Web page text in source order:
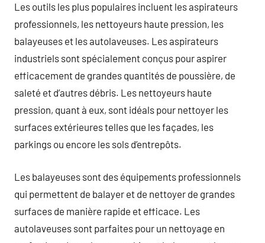
Les outils les plus populaires incluent les aspirateurs
professionnels, les nettoyeurs haute pression, les
balayeuses et les autolaveuses. Les aspirateurs
industriels sont spécialement conçus pour aspirer
efficacement de grandes quantités de poussière, de
saleté et d’autres débris. Les nettoyeurs haute
pression, quant à eux, sont idéals pour nettoyer les
surfaces extérieures telles que les façades, les
parkings ou encore les sols d’entrepôts.
Les balayeuses sont des équipements professionnels
qui permettent de balayer et de nettoyer de grandes
surfaces de manière rapide et efficace. Les
autolaveuses sont parfaites pour un nettoyage en